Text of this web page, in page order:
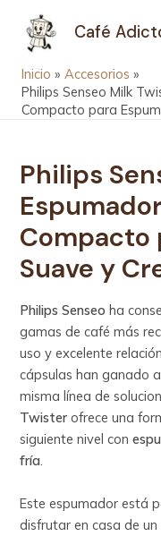
contenido
Café
Inicio
Accesorios
Philips Senseo Milk
Compacto para
Philips
Compacto
Suave y
Philips Senseo ha
gamas de café más
uso y excelente
cápsulas han ganado
misma línea de
Twister ofrece una
siguiente nivel con
fría.
Este espumador está
disfrutar en casa de
entradas